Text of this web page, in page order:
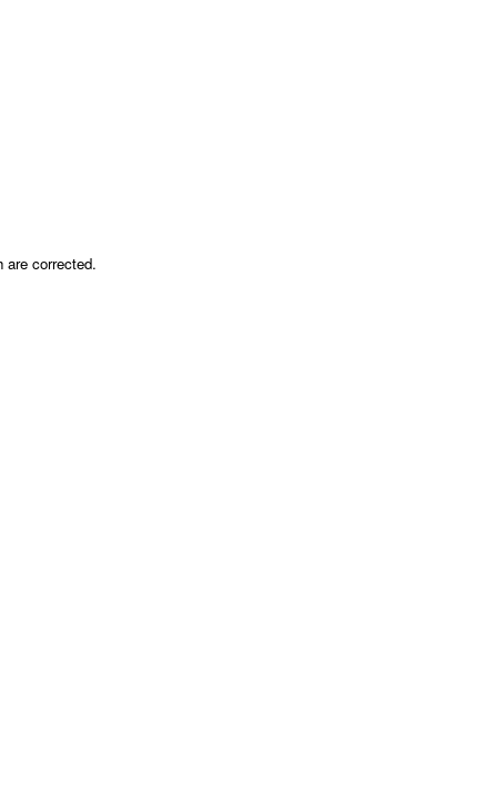
corrected.